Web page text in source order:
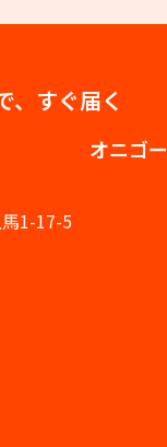
、すぐ届く
オニゴー
1-17-5